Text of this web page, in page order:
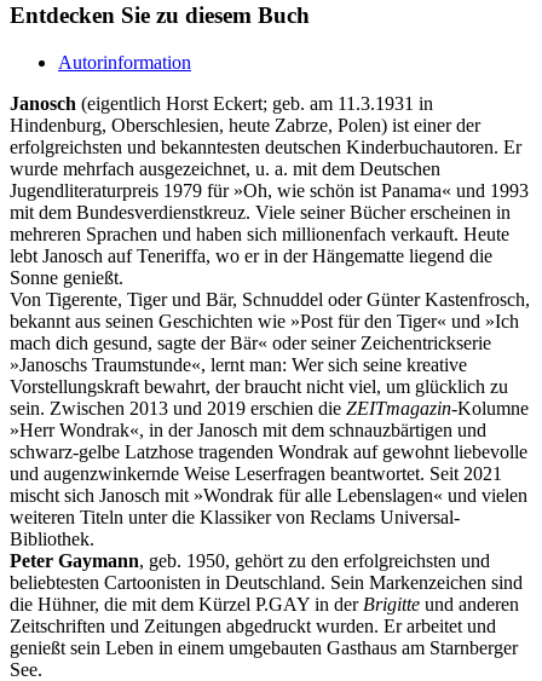
Entdecken Sie zu diesem Buch
Autorinformation
Janosch (eigentlich Horst Eckert; geb. am 11.3.1931 in
Hindenburg, Oberschlesien, heute Zabrze, Polen) ist einer der
erfolgreichsten und bekanntesten deutschen Kinderbuchautoren. Er
wurde mehrfach ausgezeichnet, u. a. mit dem Deutschen
Jugendliteraturpreis 1979 für »Oh, wie schön ist Panama« und 1993
mit dem Bundesverdienstkreuz. Viele seiner Bücher erscheinen in
mehreren Sprachen und haben sich millionenfach verkauft. Heute
lebt Janosch auf Teneriffa, wo er in der Hängematte liegend die
Sonne genießt.
Von Tigerente, Tiger und Bär, Schnuddel oder Günter Kastenfrosch,
bekannt aus seinen Geschichten wie »Post für den Tiger« und »Ich
mach dich gesund, sagte der Bär« oder seiner Zeichentrickserie
»Janoschs Traumstunde«, lernt man: Wer sich seine kreative
Vorstellungskraft bewahrt, der braucht nicht viel, um glücklich zu
sein. Zwischen 2013 und 2019 erschien die ZEITmagazin-Kolumne
»Herr Wondrak«, in der Janosch mit dem schnauzbärtigen und
schwarz-gelbe Latzhose tragenden Wondrak auf gewohnt liebevolle
und augenzwinkernde Weise Leserfragen beantwortet. Seit 2021
mischt sich Janosch mit »Wondrak für alle Lebenslagen« und vielen
weiteren Titeln unter die Klassiker von Reclams Universal-
Bibliothek.
Peter Gaymann, geb. 1950, gehört zu den erfolgreichsten und
beliebtesten Cartoonisten in Deutschland. Sein Markenzeichen sind
die Hühner, die mit dem Kürzel P.GAY in der Brigitte und anderen
Zeitschriften und Zeitungen abgedruckt wurden. Er arbeitet und
genießt sein Leben in einem umgebauten Gasthaus am Starnberger
See.